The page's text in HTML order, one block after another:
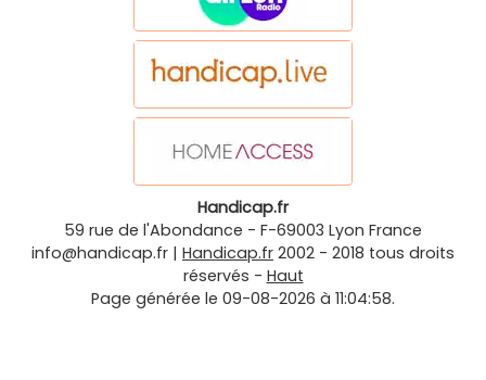
Handicap.fr
59 rue de l'Abondance - F-69003 Lyon France
info@handicap.fr | Handicap.fr 2002 - 2018 tous droits
réservés - Haut
Page générée le 09-08-2026 à 11:04:58.